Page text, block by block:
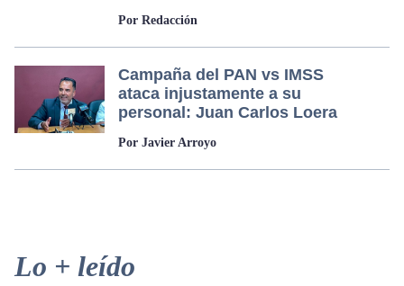
Por Redacción
Campaña del PAN vs IMSS
ataca injustamente a su
personal: Juan Carlos Loera
Por Javier Arroyo
Primary
Sidebar
Lo + leído